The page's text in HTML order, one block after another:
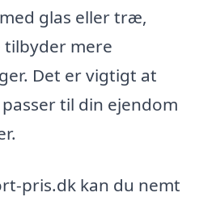
glas eller træ,
tilbyder mere
Det er vigtigt at
til din ejendom
pris.dk kan du nemt